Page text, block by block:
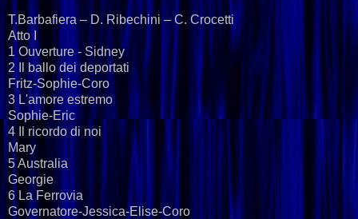
T.Barbafiera – D. Ribechini – C. Crocetti
Atto I
1 Ouverture - Sidney
2 Il ballo dei deportati
Fritz-Sophie-Coro
3 L'amore estremo
Sophie-Eric
4 Il ricordo di noi
Mary
5 Australia
Georgie
6 La Ferrovia
Governatore-Jessica-Elise-Coro